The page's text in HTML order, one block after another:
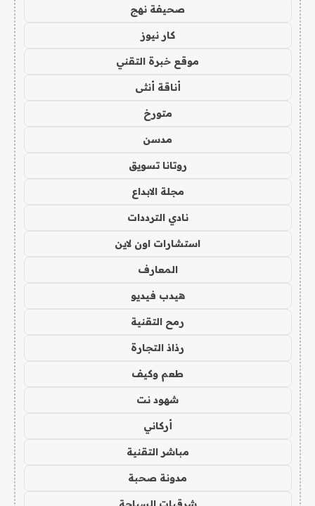
صحيفة نهج
كار نيوز
موقع خبرة التقني
أناقة أنثى
متورخ
مدسن
روتانا تسويق
مجلة الابداع
نادي الترددات
استشارات اون لاين
المعارف
هيدب فيديو
رمح التقنية
رذاذ التجارة
طعم وكيف
شهود نت
أركاني
مباشر التقنية
مدونة صحبة